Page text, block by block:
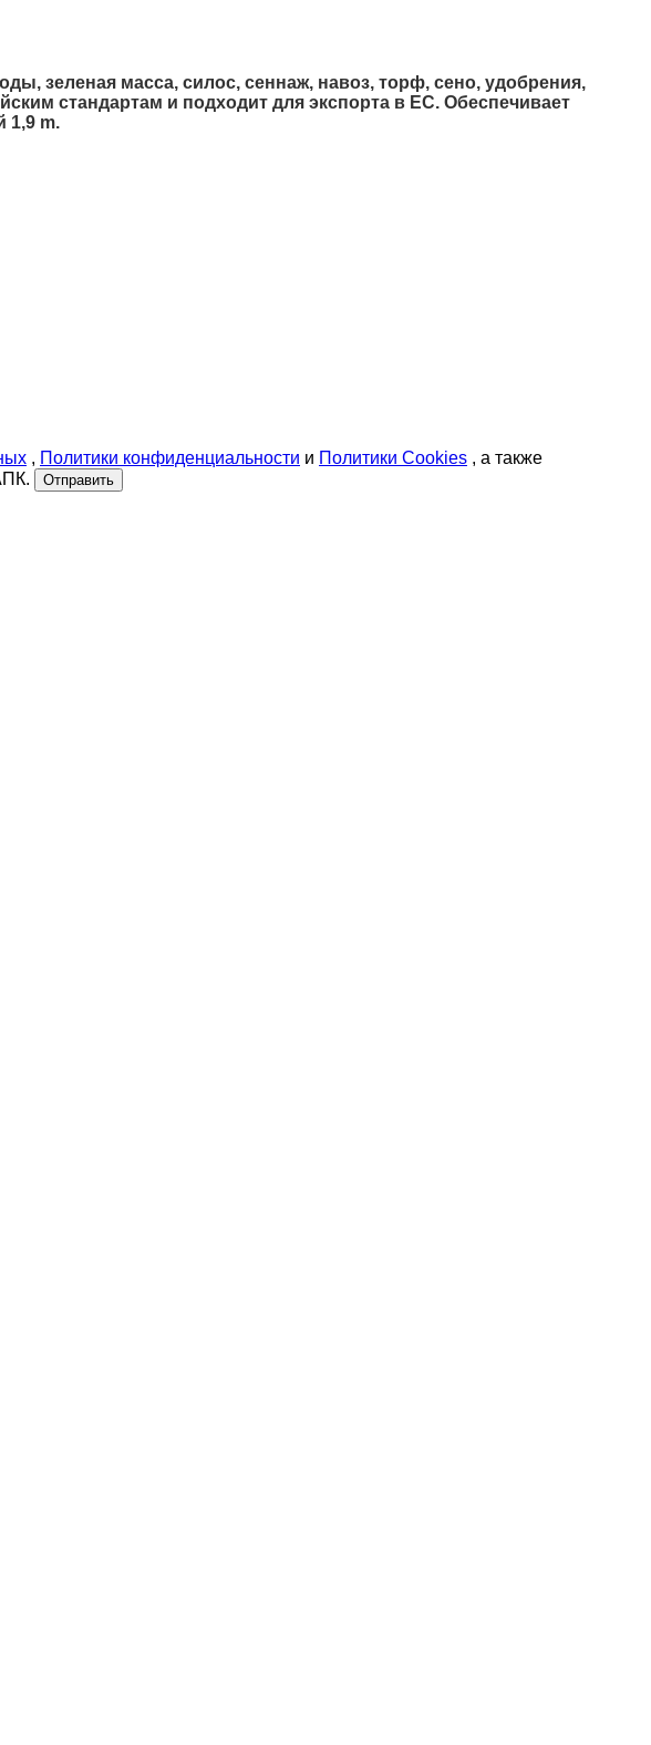
зеленая масса, силос, сеннаж, навоз, торф, сено, удобрения,
стандартам и подходит для экспорта в ЕС. Обеспечивает
1,9 m.
, Политики конфиденциальности и Политики Cookies , а также
Отправить